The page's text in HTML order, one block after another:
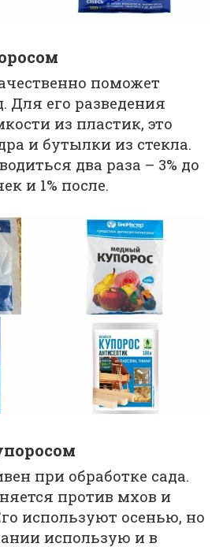
поможет
Для его разведения
из пластик, это
и бутылки из стекла.
два раза – 3% до
и 1% после.
при обработке сада.
против мхов и
используют осенью, но
использую и в